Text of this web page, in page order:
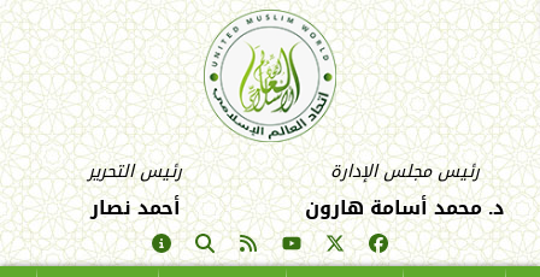
رئيس مجلس الإدارة
د. محمد أسامة هارون
رئيس التحرير
أحمد نصار